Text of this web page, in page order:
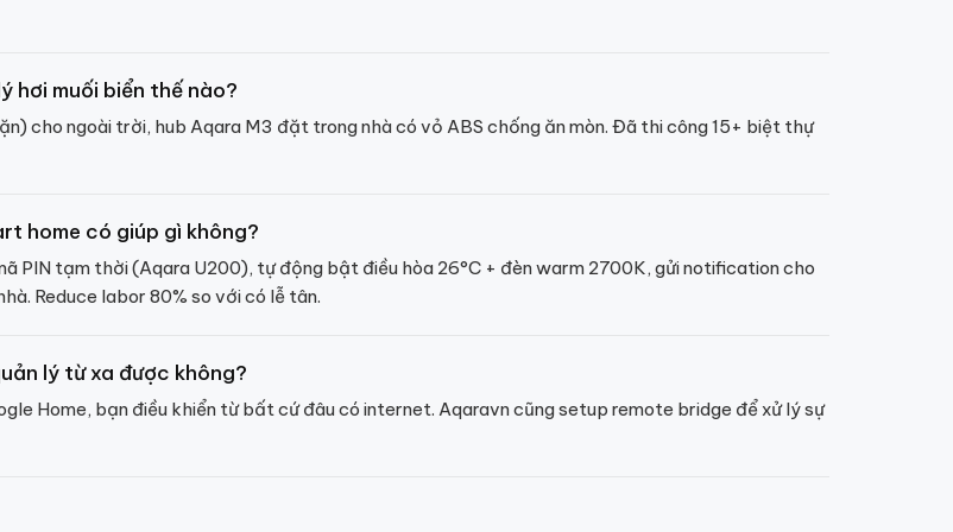
hơi muối biển thế nào?
cho ngoài trời, hub Aqara M3 đặt trong nhà có vỏ ABS chống ăn mòn. Đã thi công 15+ biệt thự
home có giúp gì không?
PIN tạm thời (Aqara U200), tự động bật điều hòa 26°C + đèn warm 2700K, gửi notification cho
Reduce labor 80% so với có lễ tân.
lý từ xa được không?
Home, bạn điều khiển từ bất cứ đâu có internet. Aqaravn cũng setup remote bridge để xử lý sự